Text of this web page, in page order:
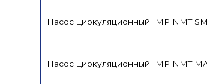
Насос циркуляционный IMP NMT
Насос циркуляционный IMP NMT